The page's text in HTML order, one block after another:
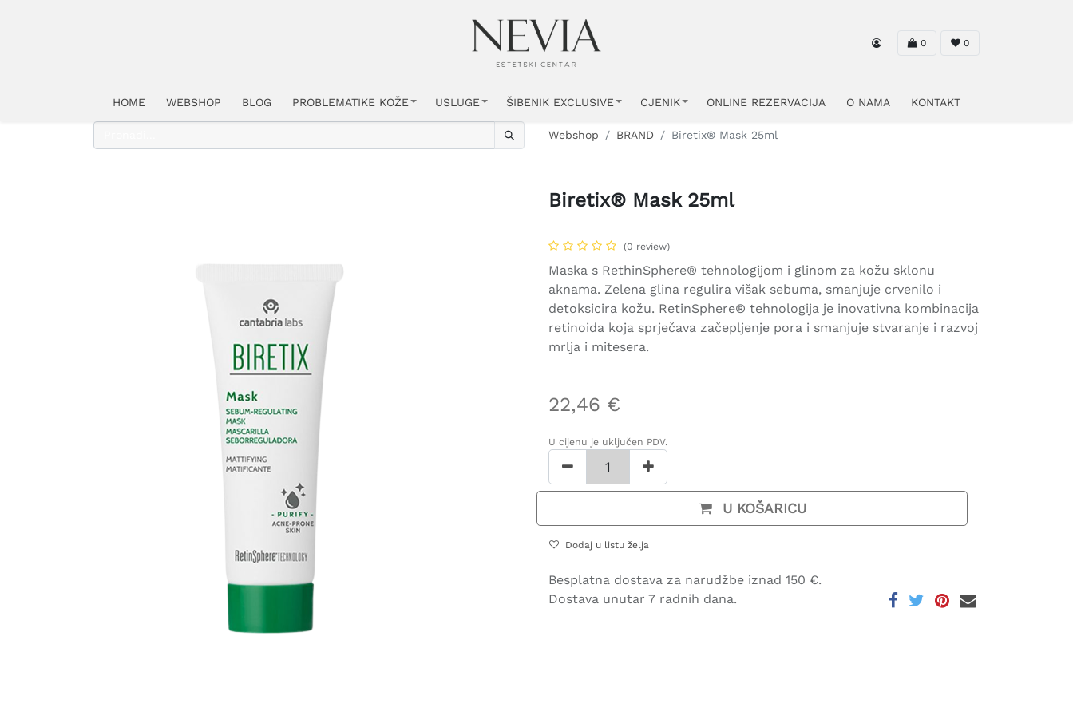
0 0
HOME WEBSHOP BLOG PROBLEMATIKE KOŽE USLUGE ŠIBENIK EXCLUSIVE CJENIK ONLINE REZERVACIJA O NAMA KONTAKT
Webshop BRAND Biretix® Mask 25ml
Biretix® Mask 25ml
(0 review)
Maska s RethinSphere® tehnologijom i glinom za kožu sklonu
aknama. Zelena glina regulira višak sebuma, smanjuje crvenilo i
detoksicira kožu. RetinSphere® tehnologija je inovativna kombinacija
retinoida koja sprječava začepljenje pora i smanjuje stvaranje i razvoj
mrlja i mitesera.
22,46 €
U cijenu je uključen PDV.
U KOŠARICU
Dodaj u listu želja
Besplatna dostava za narudžbe iznad 150 €.
Dostava unutar 7 radnih dana.